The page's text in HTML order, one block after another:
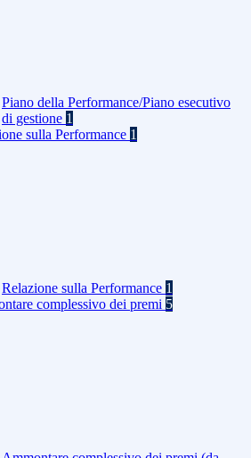
Piano della Performance/Piano esecutivo
di gestione 1
sulla Performance 1
Relazione sulla Performance 1
complessivo dei premi 5